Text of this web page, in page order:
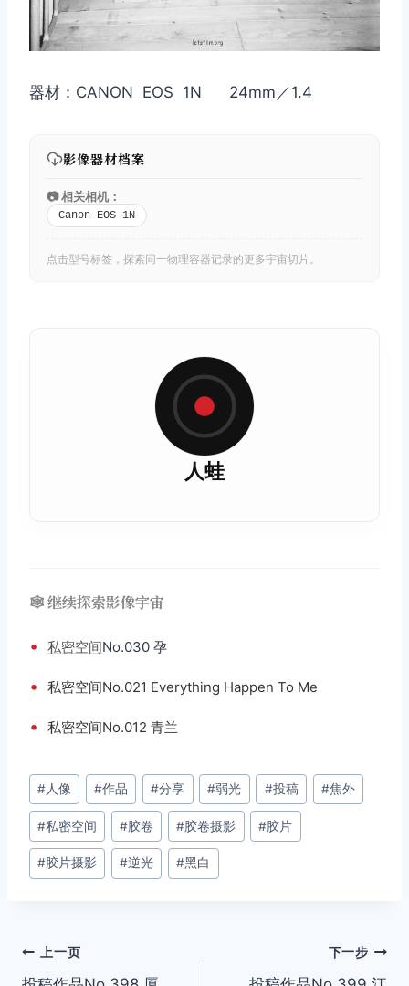
器材：CANON EOS 1N 24mm／1.4
影像器材档案
📷 相关相机：
Canon EOS 1N
点击型号标签，探索同一物理容器记录的更多宇宙切片。
人蛙
🕸️ 继续探索影像宇宙
• 私密空间No.030 孕
• 私密空间No.021 Everything Happen To Me
• 私密空间No.012 青兰
文
章
标
签：
#人像 #作品 #分享 #弱光 #投稿 #焦外
#私密空间 #胶卷 #胶卷摄影 #胶片
#胶片摄影 #逆光 #黑白
文上一页 下一步